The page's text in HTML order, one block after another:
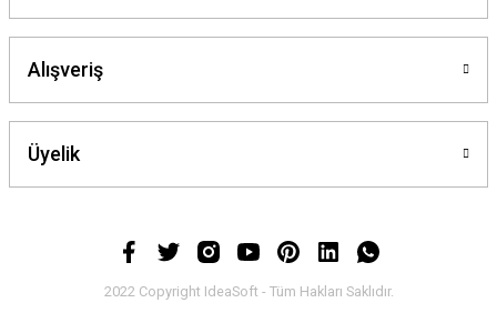
Alışveriş
Üyelik
2022 Copyright IdeaSoft - Tüm Hakları Saklıdır.